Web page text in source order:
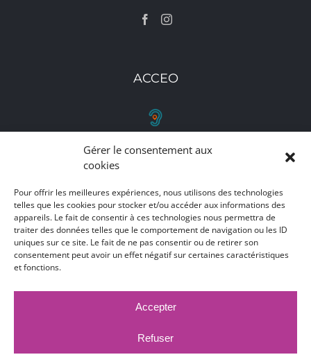
Gérer le consentement aux
cookies
Pour offrir les meilleures expériences, nous utilisons des technologies
telles que les cookies pour stocker et/ou accéder aux informations des
appareils. Le fait de consentir à ces technologies nous permettra de
traiter des données telles que le comportement de navigation ou les ID
uniques sur ce site. Le fait de ne pas consentir ou de retirer son
consentement peut avoir un effet négatif sur certaines caractéristiques
et fonctions.
Accepter
Refuser
ACCEO
RETROUVEZ-NOUS
Toutes nos adresses, coordonnées et horaires
d'ouverture
CLIQUEZ ICI
PUBLICATIONS LÉGALES